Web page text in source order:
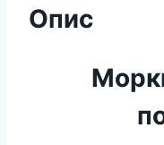
Опис